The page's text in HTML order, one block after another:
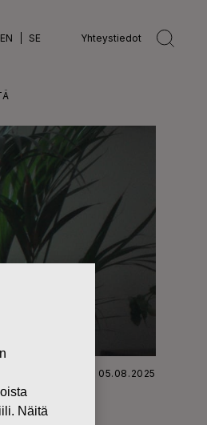
EN SE Yhteystiedot
HANKINTA 05.08.2025
Näitä